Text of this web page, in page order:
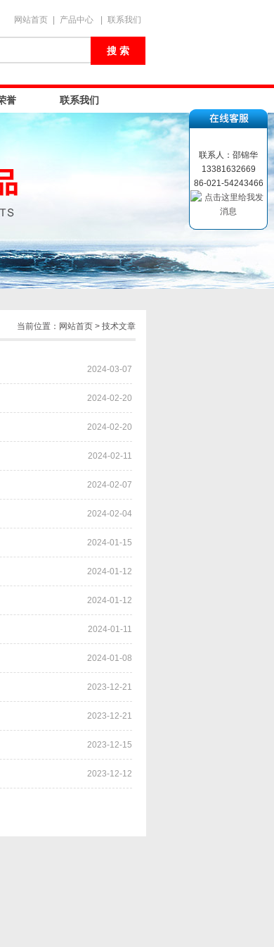
网站首页 产品中心 联系我们
誉 联系我们
当前位置： 网站首页 > 技术文章
2024-03-07
2024-02-20
2024-02-20
2024-02-11
2024-02-07
2024-02-04
2024-01-15
2024-01-12
2024-01-12
2024-01-11
2024-01-08
2023-12-21
2023-12-21
2023-12-15
2023-12-12
联系人：邵锦华
13381632669
86-021-54243466